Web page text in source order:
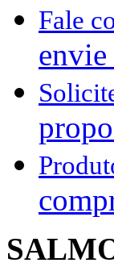
Fale